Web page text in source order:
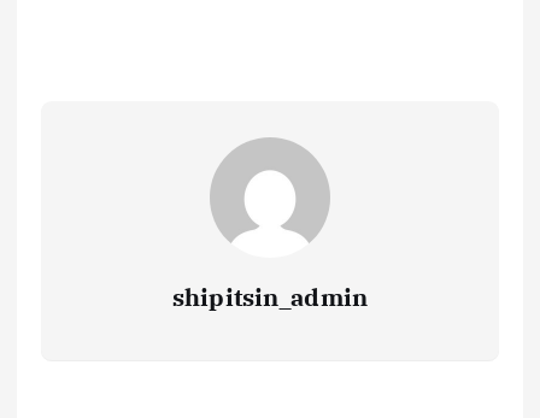
shipitsin_admin